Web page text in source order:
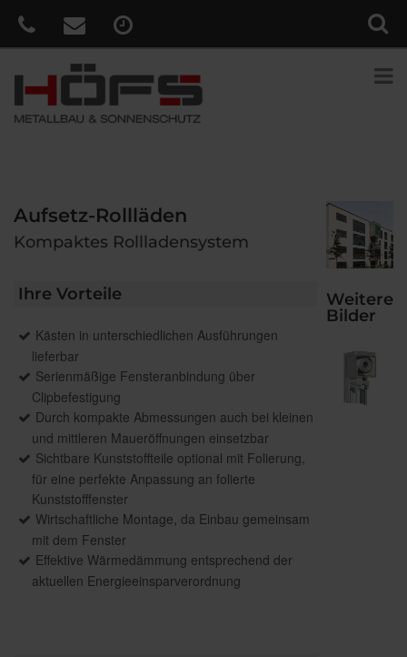
Aufsetz-Rollläden
Kompaktes Rollladensystem
Ihre Vorteile
Kästen in unterschiedlichen Ausführungen
lieferbar
Serienmäßige Fensteranbindung über
Clipbefestigung
Durch kompakte Abmessungen auch bei kleinen
und mittleren Maueröffnungen einsetzbar
Sichtbare Kunststoffteile optional mit Folierung,
für eine perfekte Anpassung an folierte
Kunststofffenster
Wirtschaftliche Montage, da Einbau gemeinsam
mit dem Fenster
Effektive Wärmedämmung entsprechend der
aktuellen Energieeinsparverordnung
Weitere
Bilder